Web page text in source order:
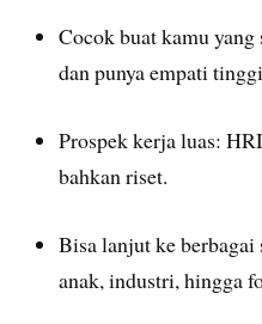
Cocok buat kamu
dan punya empati
Prospek kerja luas:
bahkan riset.
Bisa lanjut ke
anak, industri, hingga